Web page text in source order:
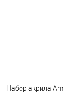
Набор акрила